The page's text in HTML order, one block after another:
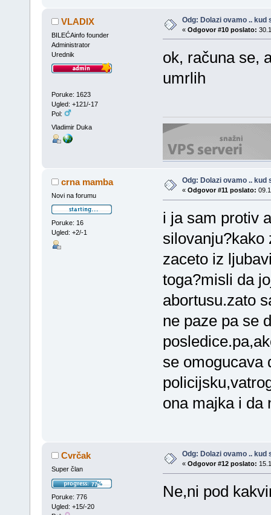
VLADIX
BILEĆAinfo founder
Administrator
Urednik
Poruke: 1623
Ugled: +121/-17
Pol:
Vladimir Duka
Odg: Dolazi ovamo .. kud
« Odgovor #10 poslato:
ok, računa se,
umrlih
crna mamba
Novi na forumu
Poruke: 16
Ugled: +2/-1
Odg: Dolazi ovamo .. kud
« Odgovor #11 poslato:
i ja sam protiv
silovanju?kako
zaceto iz
toga?misli da
abortusu.zato
ne paze pa se
se omogucava
ona majka i da
Cvrčak
Super član
Poruke: 776
Ugled: +15/-20
Odg: Dolazi ovamo .. kud
« Odgovor #12 poslato:
Ne,ni pod